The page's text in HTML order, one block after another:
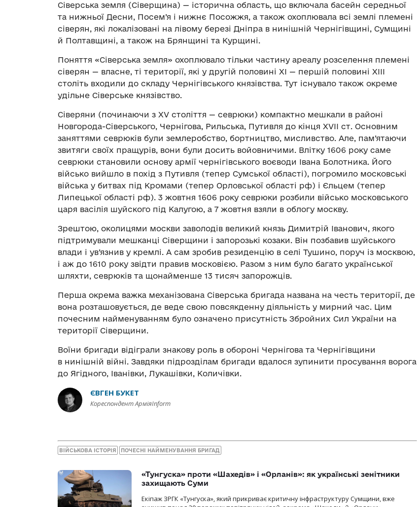
Сіверська земля (Сіверщина) — історична область, що включала басейн середньої
та нижньої Десни, Посем’я і нижнє Посожжя, а також охоплювала всі землі племені
сіверян, які локалізовані на лівому березі Дніпра в нинішній Чернігівщині, Сумщині
й Полтавщині, а також на Брянщині та Курщині.
Поняття «Сіверська земля» охоплювало тільки частину ареалу розселення племені
сіверян — власне, ті території, які у другій половині XI — першій половині XIII
століть входили до складу Чернігівського князівства. Тут існувало також окреме
удільне Сіверське князівство.
Сіверяни (починаючи з XV століття — севрюки) компактно мешкали в районі
Новгорода-Сіверського, Чернігова, Рильська, Путивля до кінця XVII ст. Основним
заняттями севрюків були землеробство, бортництво, мисливство. Але, пам’ятаючи
звитяги своїх пращурів, вони були досить войовничими. Влітку 1606 року саме
севрюки становили основу армії чернігівського воєводи Івана Болотника. Його
військо вийшло в похід з Путивля (тепер Сумської області), погромило московські
війська у битвах під Кромами (тепер Орловської області рф) і Єльцем (тепер
Липецької області рф). 3 жовтня 1606 року севрюки розбили військо московського
царя васілія шуйского під Калугою, а 7 жовтня взяли в облогу москву.
Зрештою, околицями москви заволодів великий князь Димитрій Іванович, якого
підтримували мешканці Сіверщини і запорозькі козаки. Він позбавив шуйського
влади і ув’язнив у кремлі. А сам зробив резиденцію в селі Тушино, поруч із москвою,
і аж до 1610 року звідти правив московією. Разом з ним було багато української
шляхти, севрюків та щонайменше 13 тисяч запорожців.
Перша окрема важка механізована Сіверська бригада названа на честь території, де
вона розташовується, де веде свою повсякденну діяльність у мирний час. Цим
почесним найменуванням було означено присутність Збройних Сил України на
території Сіверщини.
Воїни бригади відіграли знакову роль в обороні Чернігова та Чернігівщини
в нинішній війні. Завдяки підрозділам бригади вдалося зупинити просування ворога
до Ягідного, Іванівки, Лукашівки, Количівки.
ЄВГЕН БУКЕТ
Кореспондент АрміяInform
ВІЙСЬКОВА ІСТОРІЯ ПОЧЕСНІ НАЙМЕНУВАННЯ БРИГАД
«Тунгуска» проти «Шахедів» і «Орланів»: як українські зенітники
захищають Суми
Екіпаж ЗРГК «Тунгуска», який прикриває критичну інфраструктуру Сумщини, вже